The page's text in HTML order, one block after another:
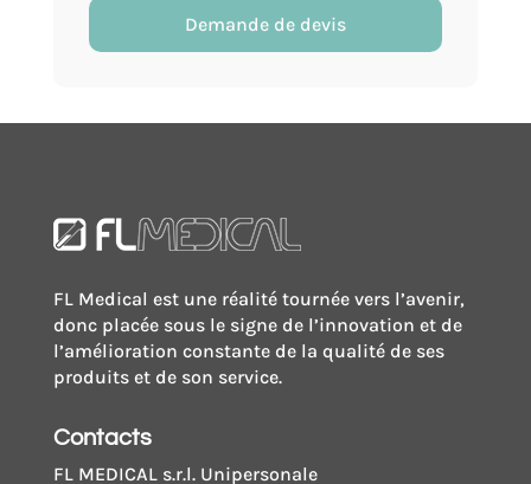
pot
vide
10
ml
de
Demande de devis
FL Medical est une réalité tournée vers l’avenir,
donc placée sous le signe de l’innovation et de
l’amélioration constante de la qualité de ses
produits et de son service.
Contacts
FL MEDICAL s.r.l. Unipersonale